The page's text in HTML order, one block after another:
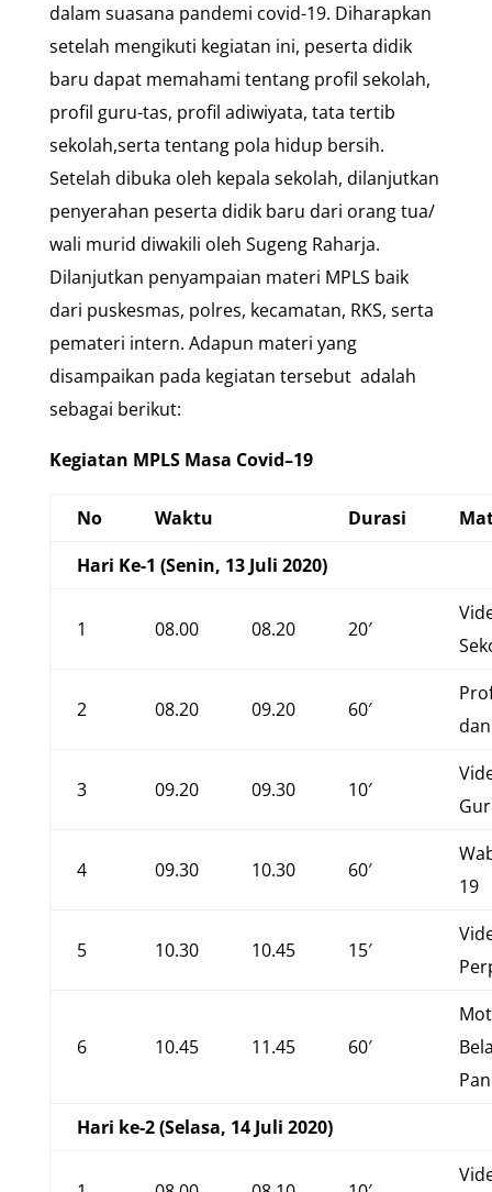
dalam suasana pandemi covid-19. Diharapkan
setelah mengikuti kegiatan ini, peserta didik
baru dapat memahami tentang profil sekolah,
profil guru-tas, profil adiwiyata, tata tertib
sekolah,serta tentang pola hidup bersih.
Setelah dibuka oleh kepala sekolah, dilanjutkan
penyerahan peserta didik baru dari orang tua/
wali murid diwakili oleh Sugeng Raharja.
Dilanjutkan penyampaian materi MPLS baik
dari puskesmas, polres, kecamatan, RKS, serta
pemateri intern. Adapun materi yang
disampaikan pada kegiatan tersebut adalah
sebagai berikut:
Kegiatan MPLS Masa Covid–19
No Waktu Durasi
Hari Ke-1 (Senin, 13 Juli 2020)
1 08.00 08.20 20′
2 08.20 09.20 60′
3 09.20 09.30 10′
4 09.30 10.30 60′
19
5 10.30 10.45 15′
6 10.45 11.45 60′
Hari ke-2 (Selasa, 14 Juli 2020)